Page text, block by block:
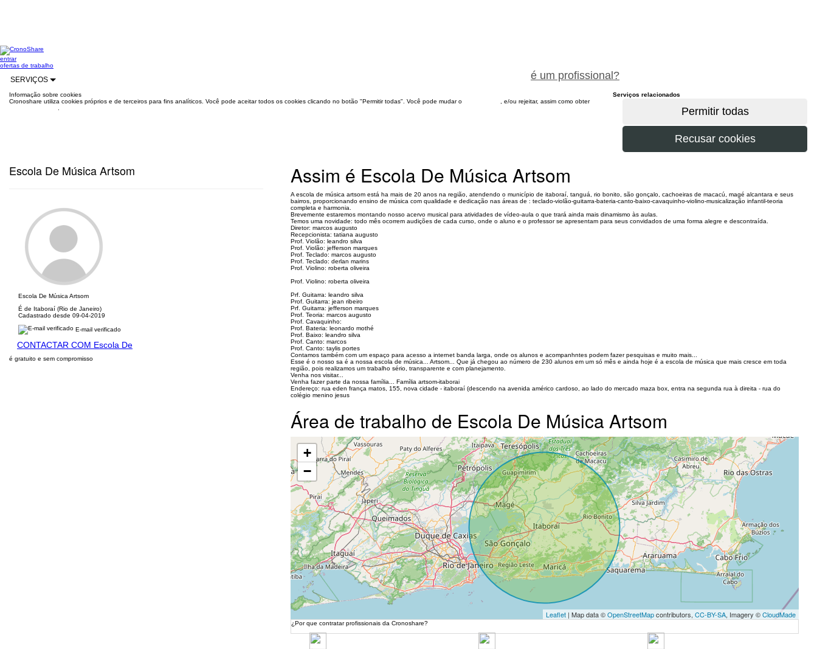
entrar
é um profissional?
ofertas de trabalho
SERVIÇOS
Informação sobre cookies
Cronoshare utiliza cookies próprios e de terceiros para fins analíticos. Você pode aceitar todos os cookies clicando no botão "Permitir todas". Você pode mudar o
, e/ou rejeitar, assim como obter
Escola De Música Artsom
Escola De Música Artsom
É de Itaboraí (Rio de Janeiro)
Cadastrado desde 09-04-2019
E-mail verificado
CONTACTAR COM Escola De
é gratuito e sem compromisso
Assim é Escola De Música Artsom
A escola de música artsom está ha mais de 20 anos na região, atendendo o município de itaboraí, tanguá, rio bonito, são gonçalo, cachoeiras de macacú, magé alcantara e seus
bairros, proporcionando ensino de música com qualidade e dedicação nas áreas de : teclado-violão-guitarra-bateria-canto-baixo-cavaquinho-violino-musicalização infantil-teoria
completa e harmonia.
Brevemente estaremos montando nosso acervo musical para atividades de vídeo-aula o que trará ainda mais dinamismo às aulas.
Temos uma novidade: todo mês ocorrem audições de cada curso, onde o aluno e o professor se apresentam para seus convidados de uma forma alegre e descontraída.
Diretor: marcos augusto
Recepcionista: tatiana augusto
Prof. Violão: leandro silva
Prof. Violão: jefferson marques
Prof. Teclado: marcos augusto
Prof. Teclado: derlan marins
Prof. Violino: roberta oliveira
Prof. Violino: roberta oliveira
Prf. Guitarra: leandro silva
Prof. Guitarra: jean ribeiro
Prf. Guitarra: jefferson marques
Prof. Teoria: marcos augusto
Prof. Cavaquinho:
Prof. Bateria: leonardo mothé
Prof. Baixo: leandro silva
Prof. Canto: marcos
Prof. Canto: taylis portes
Contamos também com um espaço para acesso a internet banda larga, onde os alunos e acompanhntes podem fazer pesquisas e muito mais...
Esse é o nosso sa é a nossa escola de música... Artsom... Que já chegou ao número de 230 alunos em um só mês e ainda hoje é a escola de música que mais cresce em toda
região, pois realizamos um trabalho sério, transparente e com planejamento.
Venha nos visitar...
Venha fazer parte da nossa família... Família artsom-itaborai
Endereço: rua eden frança matos, 155, nova cidade - itaboraí (descendo na avenida américo cardoso, ao lado do mercado maza box, entra na segunda rua à direita - rua do
colégio menino jesus
Área de trabalho de Escola De Música Artsom
+
−
Leaflet | Map data ©OpenStreetMapcontributors, CC-BY-SA, Imagery ©CloudMade
¿Por que contratar profissionais da Cronoshare?
Serviços relacionados